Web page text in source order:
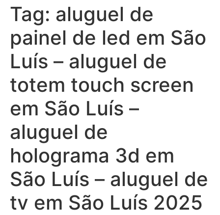
Tag: aluguel de
painel de led em São
Luís – aluguel de
totem touch screen
em São Luís –
aluguel de
holograma 3d em
São Luís – aluguel de
tv em São Luís 2025